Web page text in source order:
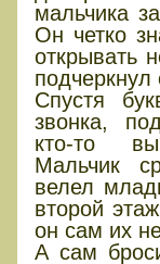
мальчика
Он четко
открывать
Спустя
звонка,
кто-то
Мальчик
велел
второй
он сам их
А сам